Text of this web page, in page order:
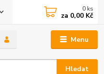
Menu
Hledat
0 ks
za 0,00 Kč